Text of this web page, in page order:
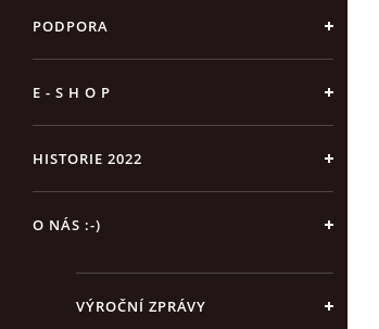
PODPORA
E - S H O P
HISTORIE 2022
O NÁS :-)
VÝROČNÍ ZPRÁVY